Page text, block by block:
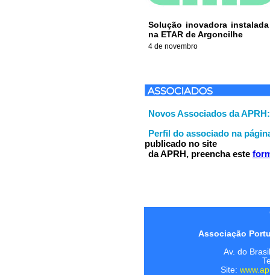
Solução inovadora
na ETAR de Argoncilhe
4 de novembro
Novos Associados da APRH:
Perfil do associado na
publicado no site
da APRH, preencha este
Associação
Av. do
Site: